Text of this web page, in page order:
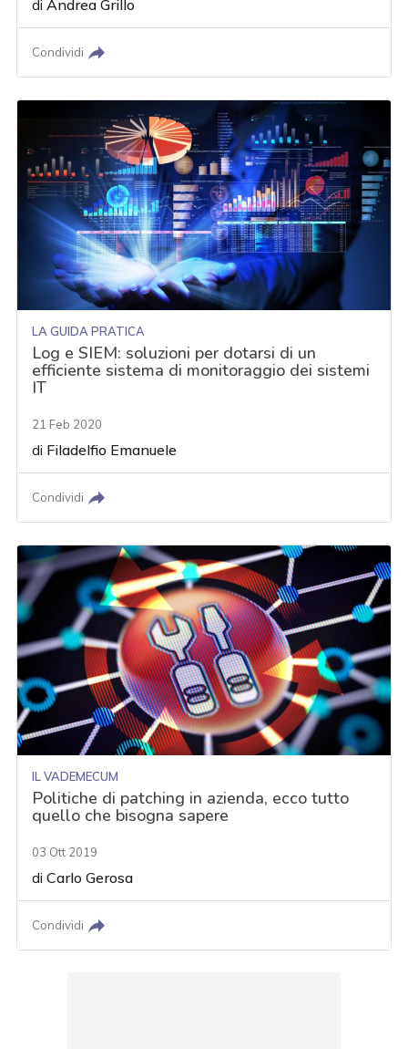
diAndrea Grillo
Condividi
LA GUIDA PRATICA
Log e SIEM: soluzioni per dotarsi di un
efficiente sistema di monitoraggio dei sistemi
IT
21 Feb 2020
di Filadelfio Emanuele
Condividi
IL VADEMECUM
Politiche di patching in azienda, ecco tutto
quello che bisogna sapere
03 Ott 2019
diCarlo Gerosa
Condividi